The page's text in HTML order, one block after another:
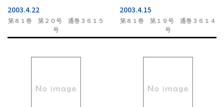
2003.4.22
第８１巻 第２０号 通巻３６１５
号
2003.4.15
第８１巻 第１９号 通巻３６１４
号